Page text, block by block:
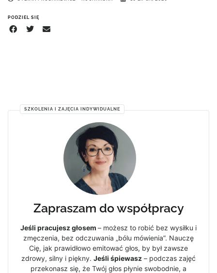
PODZIEL SIĘ
Zapraszam do współpracy
Jeśli pracujesz głosem – możesz to robić bez wysiłku i
zmęczenia, bez odczuwania „bólu mówienia”. Nauczę
Cię, jak prawidłowo emitować głos, by był zawsze
zdrowy, silny i piękny. Jeśli śpiewasz – podczas zajęć
przekonasz się, że Twój głos płynie swobodnie, a
SZKOLENIA I ZAJĘCIA INDYWIDUALNE